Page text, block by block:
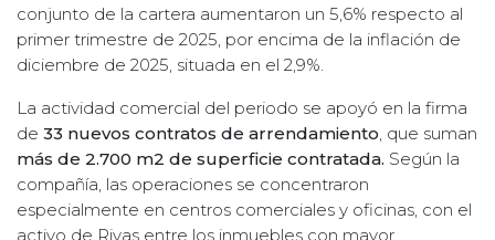
conjunto de la cartera aumentaron un 5,6% respecto al
primer trimestre de 2025, por encima de la inflación de
diciembre de 2025, situada en el 2,9%.
La actividad comercial del periodo se apoyó en la firma
de 33 nuevos contratos de arrendamiento , que suman
más de 2.700 m2 de superficie contratada. Según la
compañía, las operaciones se concentraron
especialmente en centros comerciales y oficinas, con el
activo de Rivas entre los inmuebles con mayor